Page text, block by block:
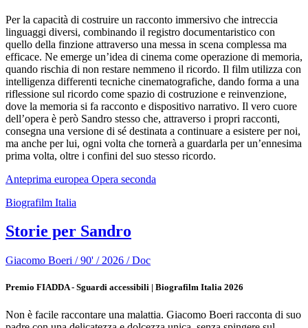
Per la capacità di costruire un racconto immersivo che intreccia
linguaggi diversi, combinando il registro documentaristico con
quello della finzione attraverso una messa in scena complessa ma
efficace. Ne emerge un’idea di cinema come operazione di memoria,
quando rischia di non restare nemmeno il ricordo. Il film utilizza con
intelligenza differenti tecniche cinematografiche, dando forma a una
riflessione sul ricordo come spazio di costruzione e reinvenzione,
dove la memoria si fa racconto e dispositivo narrativo. Il vero cuore
dell’opera è però Sandro stesso che, attraverso i propri racconti,
consegna una versione di sé destinata a continuare a esistere per noi,
ma anche per lui, ogni volta che tornerà a guardarla per un’ennesima
prima volta, oltre i confini del suo stesso ricordo.
Anteprima europea Opera seconda
Biografilm Italia
Storie per Sandro
Giacomo Boeri / 90' / 2026 / Doc
Premio FIADDA - Sguardi accessibili | Biografilm Italia 2026
Non è facile raccontare una malattia. Giacomo Boeri racconta di suo